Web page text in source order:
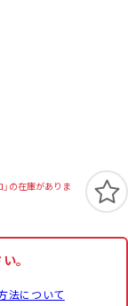
の在庫がありま
。
法について